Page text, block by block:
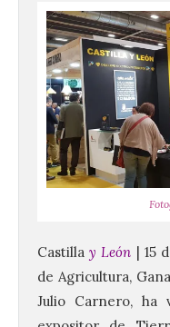
Castillay León | 15
de Agricultura,
Julio Carnero, ha